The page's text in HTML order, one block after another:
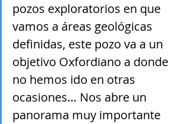
pozos exploratorios en que
vamos a áreas geológicas
definidas, este pozo va a un
objetivo Oxfordiano a donde
no hemos ido en otras
ocasiones… Nos abre un
panorama muy importante